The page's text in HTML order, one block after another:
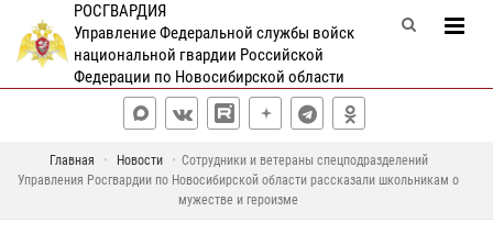
РОСГВАРДИЯ
Управление Федеральной службы войск
национальной гвардии Российской
Федерации по Новосибирской области
Главная Новости
Сотрудники и ветераны спецподразделений
Управления Росгвардии по Новосибирской области рассказали школьникам о
мужестве и героизме